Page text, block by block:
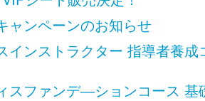
ャンペーンのお知らせ
インストラクター 指導者養
スファンデ―ションコース 基